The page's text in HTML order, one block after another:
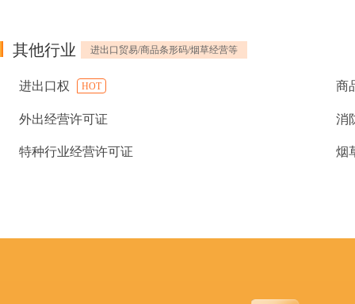
其他行业 进出口贸易/商品条形码/烟草经营等
进出口权 HOT 商
外出经营许可证 消
特种行业经营许可证 烟